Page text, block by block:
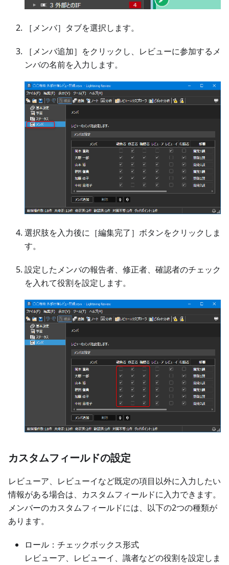
［メンバ］タブを選択します。
［メンバ追加］をクリックし、レビューに参加するメ
ンバの名前を入力します。
選択肢を入力後に［編集完了］ボタンをクリックしま
す。
設定したメンバの報告者、修正者、確認者のチェック
を入れて役割を設定します。
カスタムフィールドの設定
レビューア、レビューイなど既定の項目以外に入力したい
情報がある場合は、カスタムフィールドに入力できます。
メンバーのカスタムフィールドには、以下の2つの種類が
あります。
ロール：チェックボックス形式
レビューア、レビューイ、識者などの役割を設定しま